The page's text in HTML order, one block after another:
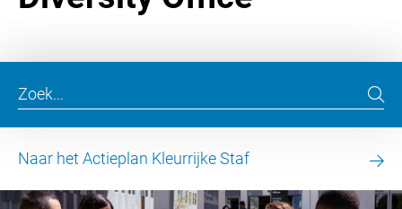
Naar het Actieplan Kleurrijke Staf